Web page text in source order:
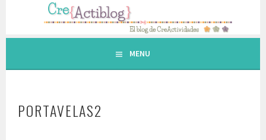
contenido.
MENU
PORTAVELAS2